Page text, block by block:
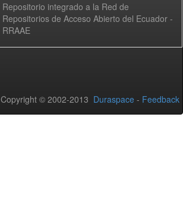
Repositorio integrado a la Red de
Repositorios de Acceso Abierto del Ecuador -
RRAAE
Copyright © 2002-2013 Duraspace - Feedback